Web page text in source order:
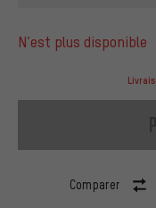
n’est plus disponible
Comparer